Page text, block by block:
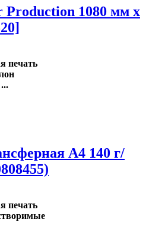
Production 1080 мм x
печать
А4 140 г/
печать